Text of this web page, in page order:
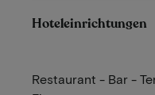
Hoteleinrichtungen
Restaurant - Bar -